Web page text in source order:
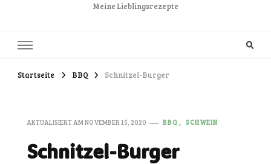
Meine Lieblingsrezepte
Startseite BBQ Schnitzel-Burger
AKTUALISIERT AMNOVEMBER 15, 2020 BBQ SCHWEIN
Schnitzel-Burger